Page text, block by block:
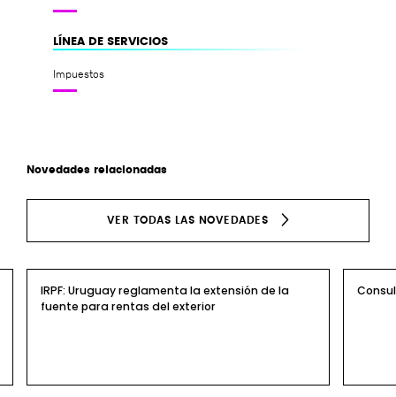
LÍNEA DE SERVICIOS
Impuestos
Novedades relacionadas
VER TODAS LAS NOVEDADES
IRPF: Uruguay reglamenta la extensión de la
fuente para rentas del exterior